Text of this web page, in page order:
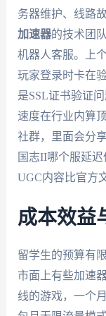
务器维护、线路
加速器的技术团
机器人客服。上
玩家登录时卡在
是SSL证书验证
速度在行业内算
社群，里面会分
国志II哪个服延
UGC内容比官方
成本效益
留学生的预算有
市面上有些加速
线的游戏，一个